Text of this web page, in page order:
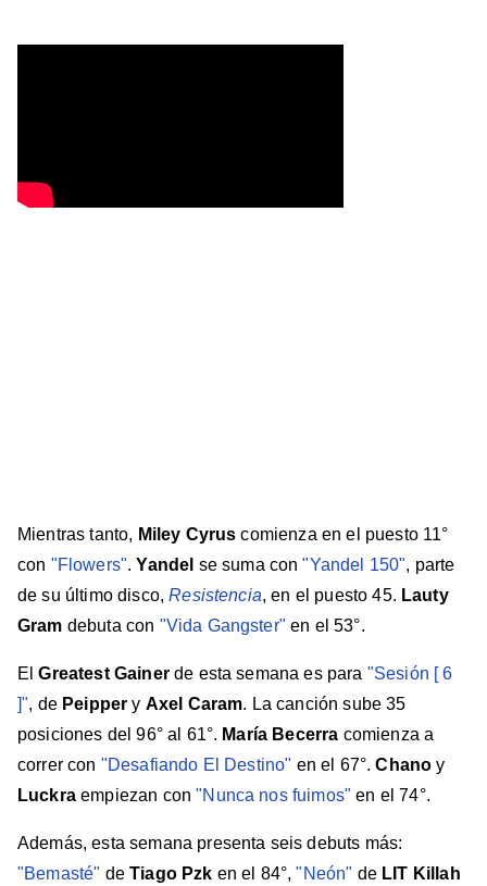
Mientras tanto, Miley Cyruscomienza en el puesto 11°
con "Flowers".Yandel se suma con"Yandel 150", parte
de su último disco,Resistencia, en el puesto 45. Lauty
Gram debuta con "Vida Gangster" en el 53°.
ElGreatest Gainerde esta semana es para "Sesión [ 6
]", de Peippery Axel Caram. La canción sube 35
posiciones del 96° al 61°. María Becerra comienza a
correr con "Desafiando El Destino" en el 67°.Chanoy
Luckraempiezan con"Nunca nos fuimos" en el 74°.
Además, esta semana presenta seis debuts más:
"Bemasté" deTiago Pzk en el 84°,"Neón" de LIT Killah